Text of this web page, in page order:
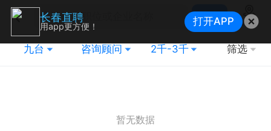
搜索
地图
九台 咨询顾问 2千-3千 筛选
暂无数据
长春直聘
用app更方便！ 打开APP